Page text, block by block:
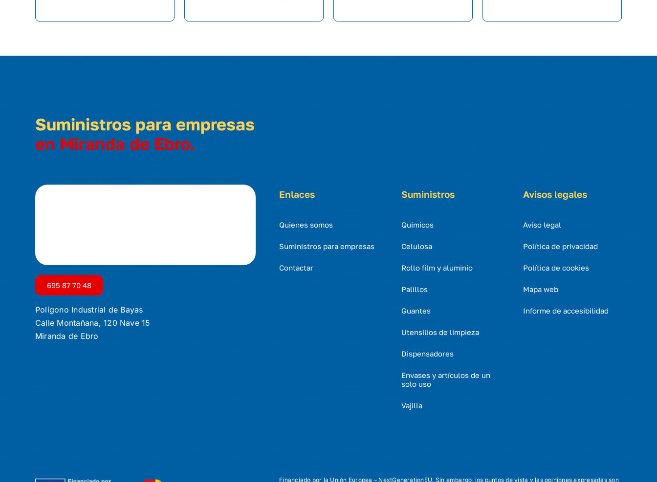
Suministros para empresas
en Miranda de Ebro.
695 87 70 48
Polígono Industrial de Bayas
Calle Montañana, 120 Nave 15
Miranda de Ebro
Enlaces
Quienes somos
Suministros para empresas
Contactar
Suministros
Quimicos
Celulosa
Rollo film y aluminio
Palillos
Guantes
Utensilios de limpieza
Dispensadores
Envases y artículos de un
solo uso
Vajilla
Avisos legales
Aviso legal
Política de privacidad
Política de cookies
Mapa web
Informe de accesibilidad
Financiado por la Unión Europea – NextGenerationEU. Sin embargo, los puntos de vista y las opiniones expresadas son